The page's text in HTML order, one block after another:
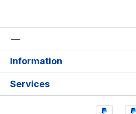
Information
Services